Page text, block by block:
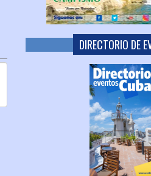
DIRECTORIO DE